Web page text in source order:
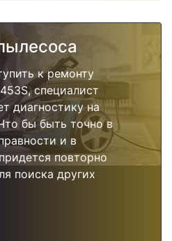
к ремонту
специалист
диагностику на
бы быть точно в
и в
повторно
поиска других